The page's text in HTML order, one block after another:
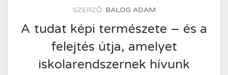
KÖZZÉTÉTEL
SZERZŐ: BALOG ADAM
A tudat képi természete – és a
felejtés útja, amelyet
iskolarendszernek hívunk